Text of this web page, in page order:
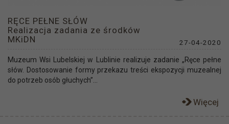
RĘCE PEŁNE SŁÓW
Realizacja zadania ze środków
MKiDN
27-04-2020
Muzeum Wsi Lubelskiej w Lublinie realizuje zadanie „Ręce pełne
słów. Dostosowanie formy przekazu treści ekspozycji muzealnej
do potrzeb osób głuchych”...
Więcej